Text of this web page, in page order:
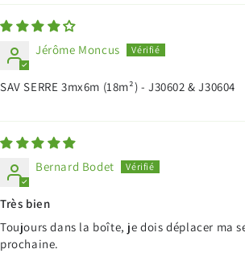
Jérôme Moncus
SAV SERRE 3mx6m (18m²) - J30602 & J30604
Bernard Bodet
Très bien
Toujours dans la boîte, je dois déplacer ma
prochaine.